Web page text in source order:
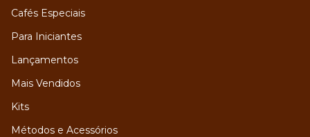
Cafés Especiais
Para Iniciantes
Lançamentos
Mais Vendidos
Kits
Métodos e Acessórios